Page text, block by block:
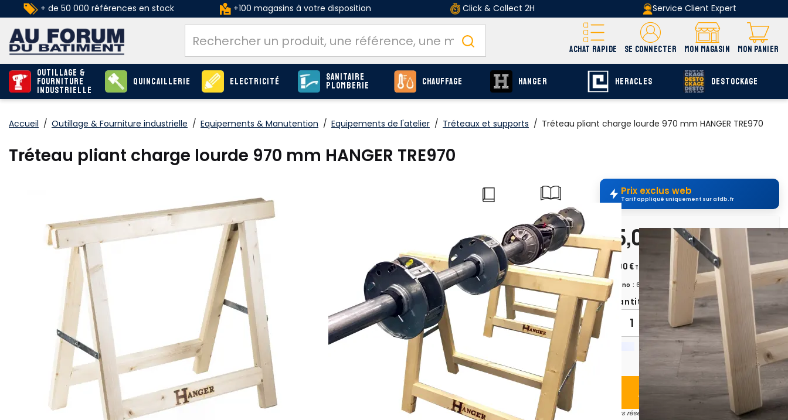
+ de 50 000 références en stock +100 magasins à votre disposition Click & Collect 2H Service Client Expert
ACHAT RAPIDE SE CONNECTER MON MAGASIN MON PANIER
Outillage &
Fourniture
industrielle
Quincaillerie Electricité Sanitaire
Plomberie Chauffage HANGER HERACLES DESTOCKAGE
Accueil / Outillage & Fourniture industrielle / Equipements & Manutention / Equipements de l'atelier / Tréteaux et supports / Tréteau pliant charge lourde 970 mm HANGER TRE970
Tréteau pliant charge lourde 970 mm HANGER TRE970
Ouvrir E-catalogue
page F-722
LES AVANTAGES DU PRODUIT
Peut supporter jusqu'à 2 tonnes par paire
Prix exclus web
Tarif appliqué uniquement sur afdb.fr
95,00 € H.T.
114,00 € TTC
Chrono : 653891
Quantité:
+
Ajouter au panier
* sous réserve du transporteur